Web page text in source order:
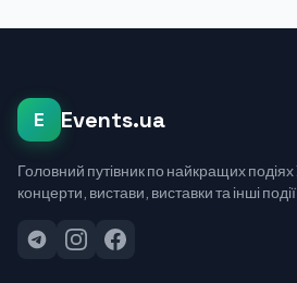
E Events.ua
Головний путівник по найкращих
концерти, вистави, виставки та інші